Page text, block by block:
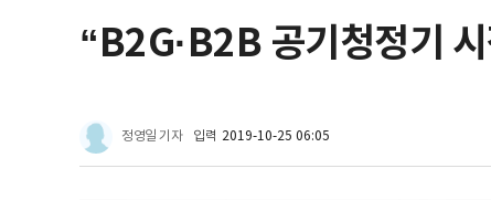
“B2G·B2B 공기청정기
정영일 기자 입력 2019-10-25 06:05